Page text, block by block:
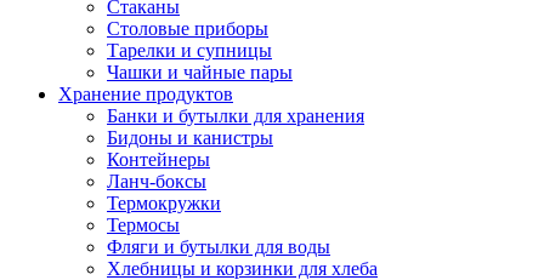
Стаканы
Столовые приборы
Тарелки и супницы
Чашки и чайные пары
Хранение продуктов
Банки и бутылки для хранения
Бидоны и канистры
Контейнеры
Ланч-боксы
Термокружки
Термосы
Фляги и бутылки для воды
Хлебницы и корзинки для хлеба